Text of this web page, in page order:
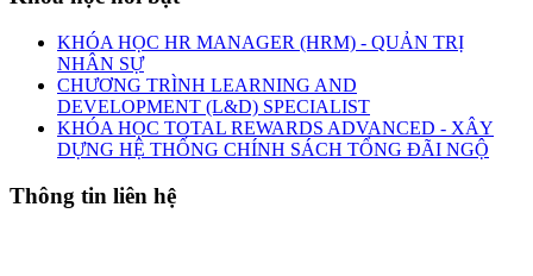
KHÓA HỌC HR MANAGER (HRM) - QUẢN TRỊ
NHÂN SỰ
CHƯƠNG TRÌNH LEARNING AND
DEVELOPMENT (L&D) SPECIALIST
KHÓA HỌC TOTAL REWARDS ADVANCED - XÂY
DỰNG HỆ THỐNG CHÍNH SÁCH TỔNG ĐÃI NGỘ
Thông tin liên hệ